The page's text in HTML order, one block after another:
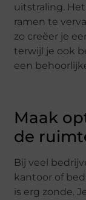
uitstraling.
ramen te
zo creëer je
terwijl je ook
een
Maak
de
Bij veel
kantoor of
is erg zonde.